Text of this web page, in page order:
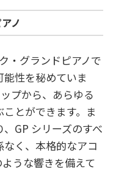
ノ
・グランドピアノで
性を秘めていま
プから、あらゆる
とができます。ま
GP シリーズのすべ
く、本格的なアコ
うな響きを備えて